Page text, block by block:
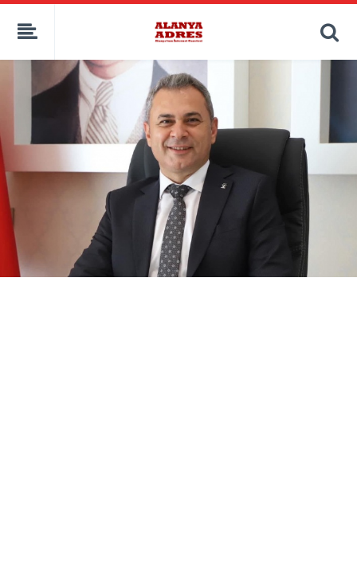
kaçak bahis
deneme bonusu
canlı bahis siteleri
deneme bonusu veren siteler
porno izle